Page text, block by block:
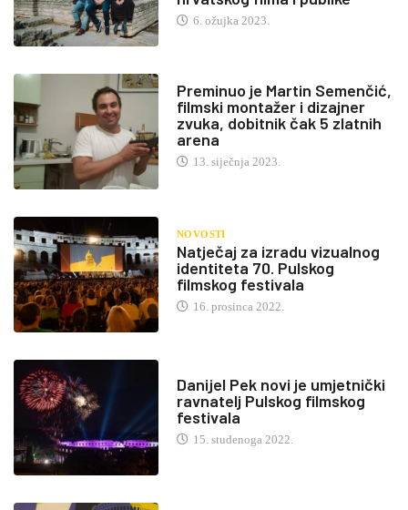
6. ožujka 2023.
Preminuo je Martin Semenčić,
filmski montažer i dizajner
zvuka, dobitnik čak 5 zlatnih
arena
13. siječnja 2023.
NOVOSTI
Natječaj za izradu vizualnog
identiteta 70. Pulskog
filmskog festivala
16. prosinca 2022.
Danijel Pek novi je umjetnički
ravnatelj Pulskog filmskog
festivala
15. studenoga 2022.